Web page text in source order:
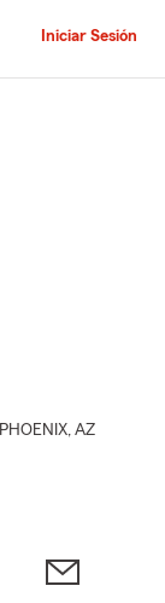
Iniciar Sesión
PHOENIX, AZ